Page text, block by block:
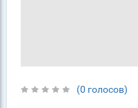
(0 голосов)